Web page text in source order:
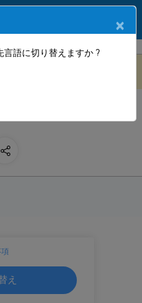
え
よる WAN リン
×
語に切り替えますか ?